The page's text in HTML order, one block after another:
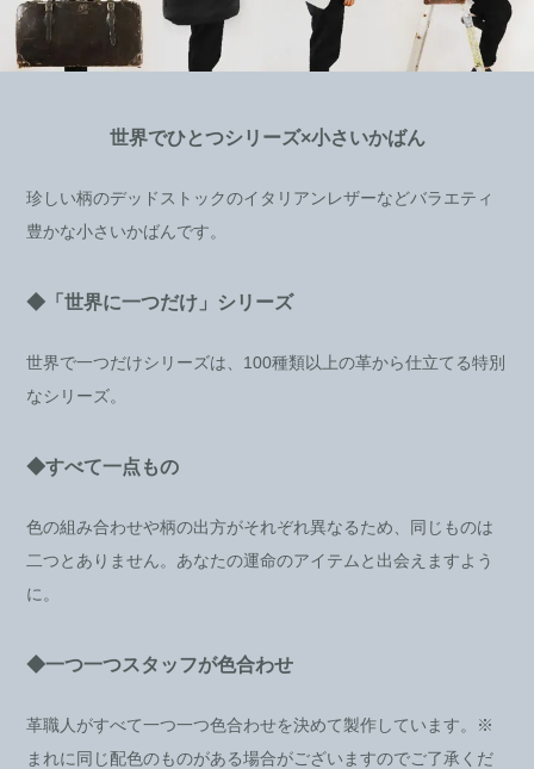
世界でひとつシリーズ×小さいかばん
珍しい柄のデッドストックのイタリアンレザーなどバラエティ
豊かな小さいかばんです。
◆「世界に一つだけ」シリーズ
世界で一つだけシリーズは、100種類以上の革から仕立てる特別
なシリーズ。
◆すべて一点もの
色の組み合わせや柄の出方がそれぞれ異なるため、同じものは
二つとありません。あなたの運命のアイテムと出会えますよう
に。
◆一つ一つスタッフが色合わせ
革職人がすべて一つ一つ色合わせを決めて製作しています。※
まれに同じ配色のものがある場合がございますのでご了承くだ